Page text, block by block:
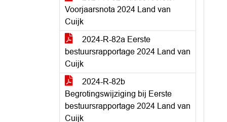
Voorjaarsnota 2024 Land van
Cuijk
2024-R-82a Eerste
bestuursrapportage 2024 Land van
Cuijk
2024-R-82b
Begrotingswijziging bij Eerste
bestuursrapportage 2024 Land van
Cuijk